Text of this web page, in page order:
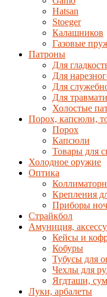
Hatsan
Stoeger
Калашников
Газовые
Патроны
Для
Для
Для
Для
Холостые
Порох, капсюли,
Порох
Капсюли
Товары для
Холодное оружие
Оптика
Крепления
Приборы
Страйкбол
Амуниция,
Кейсы и
Кобуры
Тубусы для
Чехлы для
Ягдташи,
Луки, арбалеты